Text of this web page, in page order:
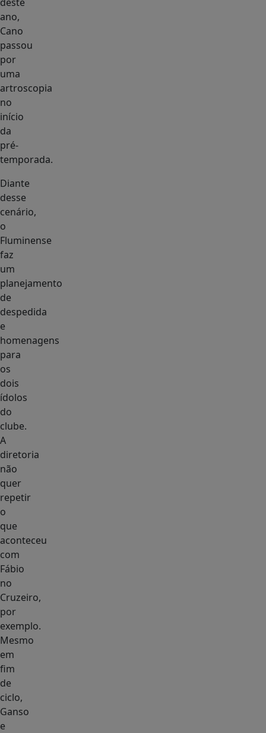
ano,
Cano
passou
por
uma
artroscopia
no
início
da
pré-
temporada.
Diante
desse
cenário,
o
Fluminense
faz
um
planejamento
de
despedida
e
homenagens
para
os
dois
ídolos
do
clube.
A
diretoria
não
quer
repetir
o
que
aconteceu
com
Fábio
no
Cruzeiro,
por
exemplo.
Mesmo
em
fim
de
ciclo,
Ganso
e